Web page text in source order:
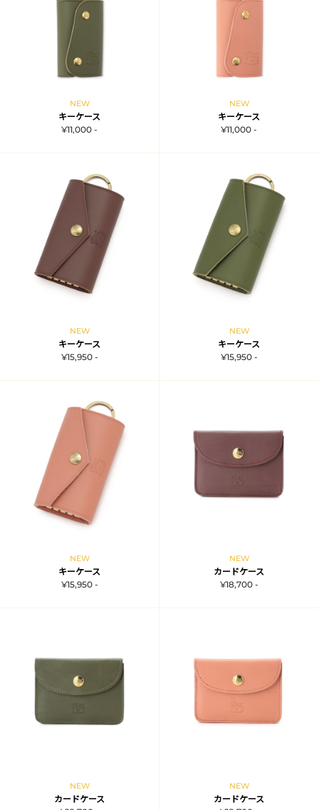
NEW
キーケース
¥11,000 -
NEW
キーケース
¥11,000 -
NEW
キーケース
¥15,950 -
NEW
キーケース
¥15,950 -
NEW
キーケース
¥15,950 -
NEW
カードケース
¥18,700 -
NEW
カードケース
NEW
カードケース